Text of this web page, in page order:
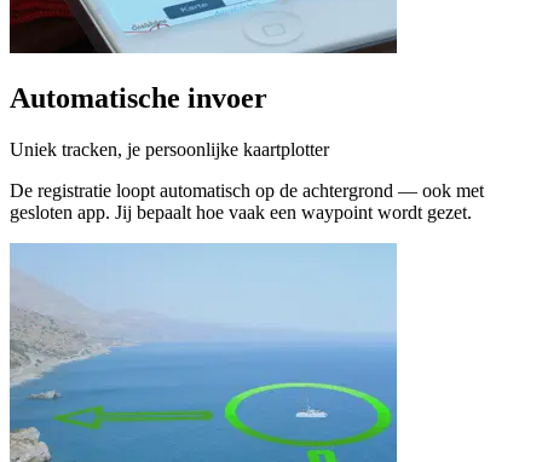
Automatische invoer
Uniek tracken, je persoonlijke kaartplotter
De registratie loopt automatisch op de achtergrond — ook met
gesloten app. Jij bepaalt hoe vaak een waypoint wordt gezet.